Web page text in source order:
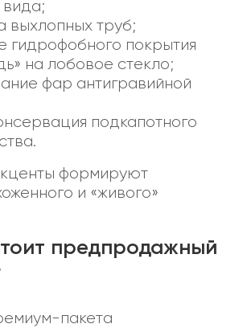
выхлопных труб;
гидрофобного покрытия
на лобовое стекло;
фар антигравийной
подкапотного
формируют
и «живого»
предпродажный
пакета